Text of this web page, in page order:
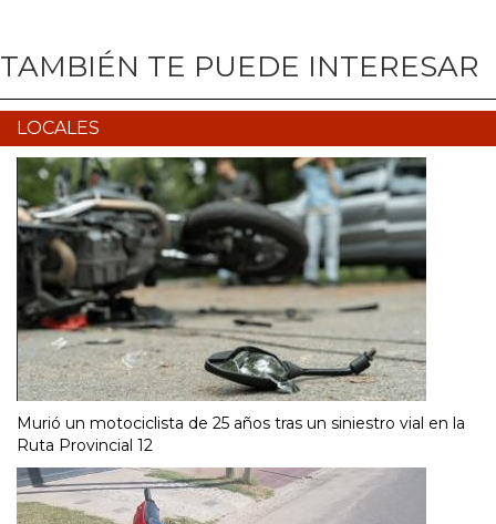
TAMBIÉN TE PUEDE INTERESAR
LOCALES
Murió un motociclista de 25 años tras un siniestro vial en la
Ruta Provincial 12